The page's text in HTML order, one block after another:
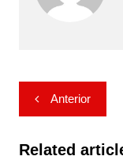
Navegação
de
Post
Anterior
Related